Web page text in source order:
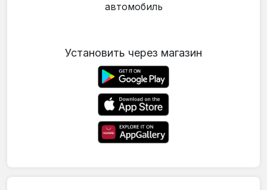
автомобиль
Установить через магазин